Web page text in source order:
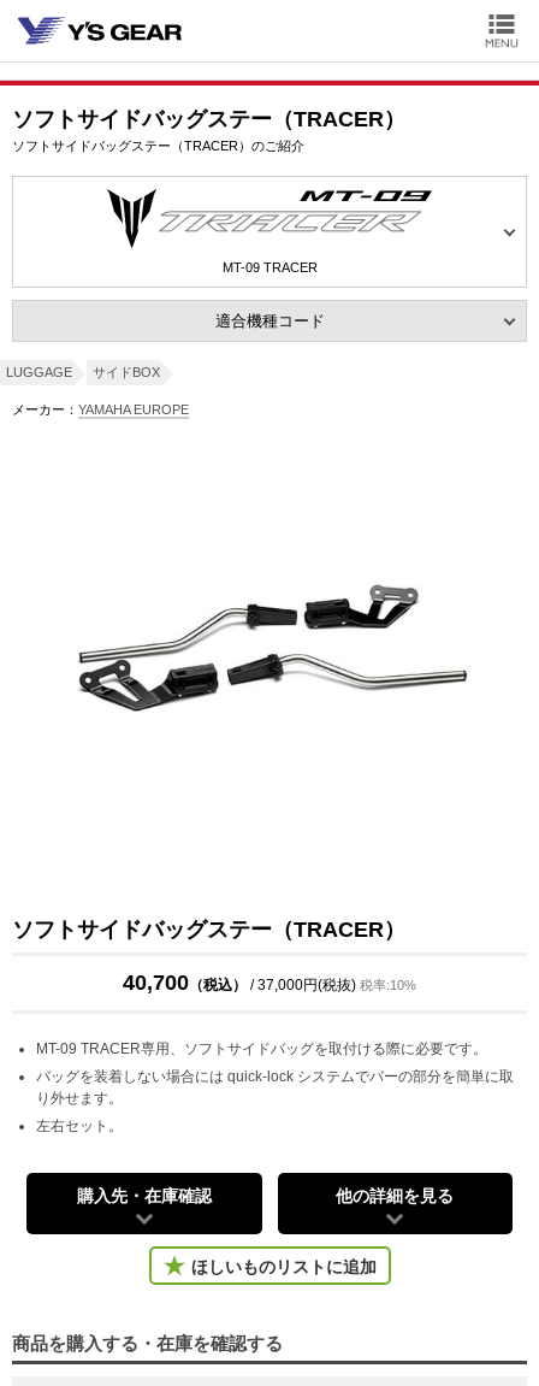
ソフトサイドバッグステー（TRACER）
ソフトサイドバッグステー（TRACER）のご紹介
MT-09 TRACER
適合機種コード
LUGGAGE サイドBOX
メーカー： YAMAHA EUROPE
ソフトサイドバッグステー（TRACER）
40,700 （税込） / 37,000円(税抜) 税率:10%
MT-09 TRACER専用、ソフトサイドバッグを取付ける際に必要です。
バッグを装着しない場合には quick-lock システムでバーの部分を簡単に取
り外せます。
左右セット。
購入先・在庫確認 他の詳細を見る
ほしいものリストに追加
商品を購入する・在庫を確認する